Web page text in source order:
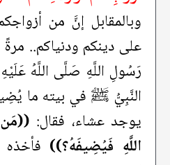
وبالمقابل إنَّ من
على دينكم ودنياكم..
رَسُولِ اللَّهِ صَلَّى اللَّهُ
النَّبِيُّ ﷺ في بيته ما
يوجد عشاء، فقال:
اللَّهِ فَيُضِيفَهُ؟))